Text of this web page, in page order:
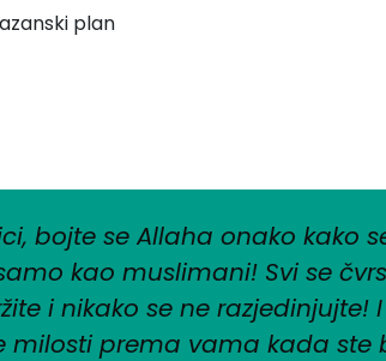
plan
bojte se Allaha onako kako
kao muslimani! Svi se
i nikako se ne razjedinjujte!
milosti prema vama kada ste